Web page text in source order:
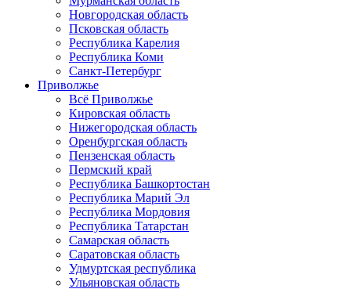
Новгородская область
Псковская область
Республика Карелия
Республика Коми
Санкт-Петербург
Приволжье
Всё Приволжье
Кировская область
Нижегородская область
Оренбургская область
Пензенская область
Пермский край
Республика Башкортостан
Республика Марий Эл
Республика Мордовия
Республика Татарстан
Самарская область
Саратовская область
Удмуртская республика
Ульяновская область